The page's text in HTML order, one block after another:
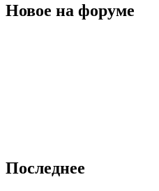
Новое на форуме
Последнее